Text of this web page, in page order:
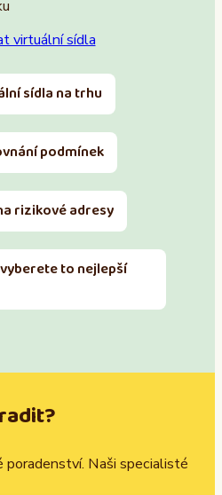
virtuální sídla
sídla na trhu
podmínek
rizikové adresy
to nejlepší
Naši specialisté